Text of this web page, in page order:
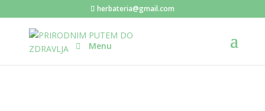
herbateria@gmail.com
Menu